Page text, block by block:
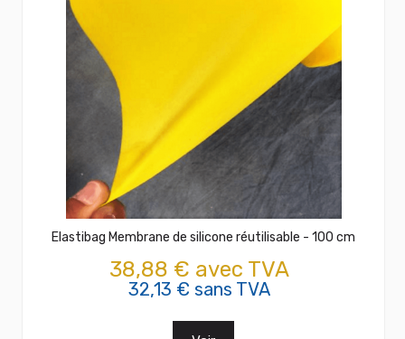
Elastibag Membrane de silicone réutilisable - 100 cm
38,88 € avec TVA
32,13 € sans TVA